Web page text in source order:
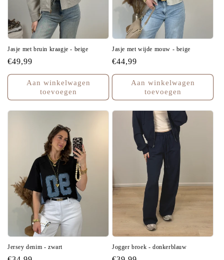
Jasje met bruin kraagje - beige
Normale
prijs
€49,99
Aan winkelwagen
toevoegen
Jasje met wijde mouw - beige
Normale
prijs
€44,99
Aan winkelwagen
toevoegen
Jersey denim - zwart Jogger broek - donkerblauw